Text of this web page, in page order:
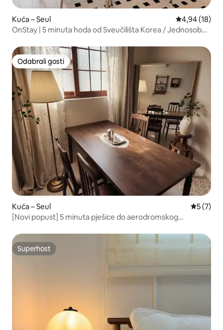
Kuća – Seul Prosječna
4,94 (18)
OnStay | 5 minuta hoda od Sveučilišta Korea / Jednosobni
Odabrali gosti
Odabrali gosti
Kuća – Seul
5 (7)
[Novi popust] 5 minuta pješice do aerodromskog
Myeong-dong / Željeznička stanica Seoul / Dongdaemun /
DDP / KSPo
Superhost
Superhost